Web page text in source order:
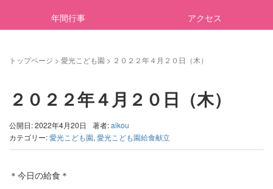
年間行事
アクセス
トップページ > 愛光こども園 > ２０２２年４月２０日（木）
２０２２年４月２０日（木）
公開日: 2022年4月20日 著者:aikou
カテゴリー:愛光こども園, 愛光こども園給食献立
＊今日の給食＊